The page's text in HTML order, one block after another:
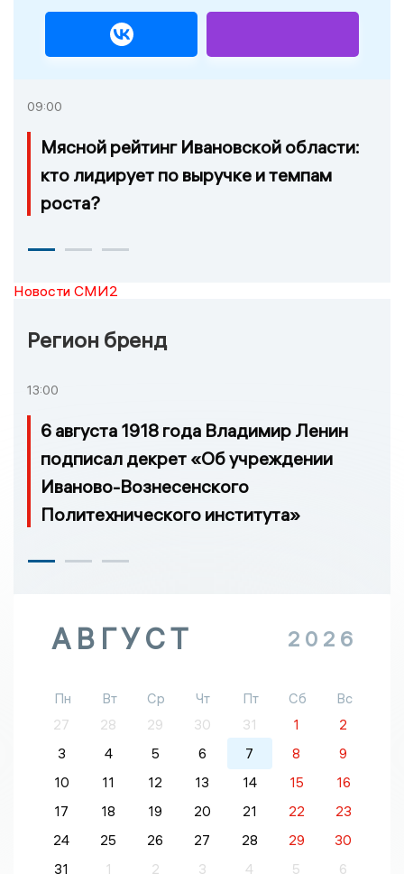
09:00
Мясной рейтинг Ивановской области:
кто лидирует по выручке и темпам
роста?
Новости СМИ2
Регион бренд
13:00
6 августа 1918 года Владимир Ленин
подписал декрет «Об учреждении
Иваново-Вознесенского
Политехнического института»
АВГУСТ 2026
Пн Вт Ср Чт Пт Сб
Вс
27
28 29 30 31 1
2
3
4 5 6 7 8
9
10
11 12 13 14 15
16
17
18 19 20 21 22
23
24
25 26 27 28 29
30
31
1 2 3 4 5 6